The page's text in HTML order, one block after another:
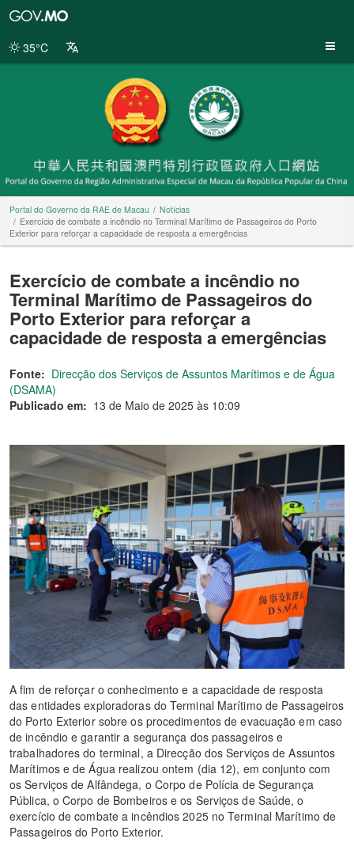
da
35°C
Portal do Governo da RAE de Macau
Notícias
Exercício de combate a incêndio no Terminal Marítimo de Passageiros do Porto
Exterior para reforçar a capacidade de resposta a emergências
Exercício de combate a incêndio no
Terminal Marítimo de Passageiros do
Porto Exterior para reforçar a
capacidade de resposta a emergências
Fonte: Direcção dos Serviços de Assuntos Marítimos e de Água
(DSAMA)
Publicado em: 13 de Maio de 2025 às 10:09
A fim de reforçar o conhecimento e a capacidade de resposta
das entidades exploradoras do Terminal Marítimo de Passageiros
do Porto Exterior sobre os procedimentos de evacuação em caso
de incêndio e garantir a segurança dos passageiros e
trabalhadores do terminal, a Direcção dos Serviços de Assuntos
Marítimos e de Água realizou ontem (dia 12), em conjunto com
os Serviços de Alfândega, o Corpo de Polícia de Segurança
Pública, o Corpo de Bombeiros e os Serviços de Saúde, o
exercício de combate a incêndios 2025 no Terminal Marítimo de
Passageiros do Porto Exterior.